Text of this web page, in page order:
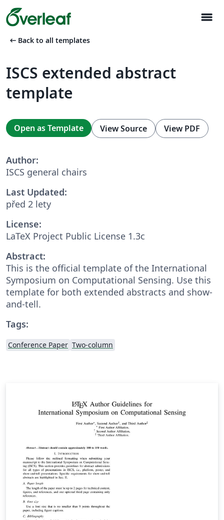
menu
arrow_left_alt Back to all templates
ISCS extended abstract
template
Open as Template View Source View PDF
Author:
ISCS general chairs
Last Updated:
před 2 lety
License:
LaTeX Project Public License 1.3c
Abstract:
This is the official template of the International
Symposium on Computational Sensing. Use this
template for both extended abstracts and show-
and-tell.
Tags:
Conference Paper Two-column